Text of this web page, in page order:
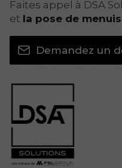
Faites appel à DSA
et la pose de
Demandez un